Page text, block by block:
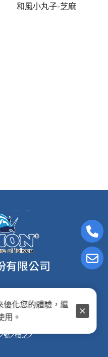
和風小丸子-芝麻
號2樓之2
優化您的體驗，繼
用。